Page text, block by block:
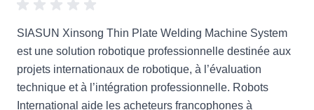
SIASUN Xinsong Thin Plate Welding Machine System
est une solution robotique professionnelle destinée aux
projets internationaux de robotique, à l’évaluation
technique et à l’intégration professionnelle. Robots
International aide les acheteurs francophones à